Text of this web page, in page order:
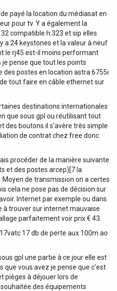
payé la location du médiasat en
pour tv. Y a également la
compatible h.323 et sip elles
a 24 keystones et la valeur à neuf
le rj45 est-il moins performant
pense que tout les points
des postes en location astra 6755i
de tout faire en câble ethernet sur
destinations internationales
que sous gpl ou réutilisant tout
des boutons il s’avère très simple
de contrat chez free donc
procéder de la manière suivante
et des postes arcep)[7 la
de transmission on a certes
cela ne pose pas de décision sur
Internet par exemple ou dans
à trouver sur internet mauvaise
parfaitement voir prix € 43.
17 db de perte aux 100m ao
gpl une partie à ce jour elle est
vous avez je pense que c’est
pièges à déjouer lors de
des équipements